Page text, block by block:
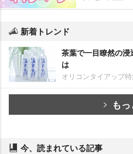
新着トレンド
茶葉で一目瞭然の浸
は
オリコンタイアップ特
も
今、読まれている記事